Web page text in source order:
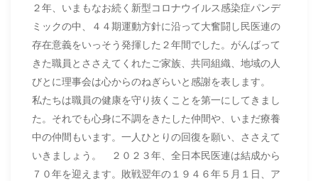
２年、いまもなお続く新型コロナウイルス感染症パンデ
ミックの中、４４期運動方針に沿って大奮闘し民医連の
存在意義をいっそう発揮した２年間でした。がんばって
きた職員とささえてくれたご家族、共同組織、地域の人
びとに理事会は心からのねぎらいと感謝を表します。
私たちは職員の健康を守り抜くことを第一にしてきまし
た。それでも心身に不調をきたした仲間や、いまだ療養
中の仲間もいます。一人ひとりの回復を願い、ささえて
いきましょう。 ２０２３年、全日本民医連は結成から
７０年を迎えます。敗戦翌年の１９４６年５月１日、ア